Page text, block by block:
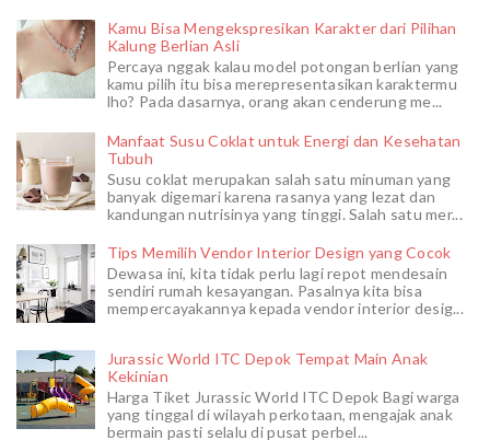
Kamu Bisa Mengekspresikan Karakter dari Pilihan
Kalung Berlian Asli
Percaya nggak kalau model potongan berlian yang
kamu pilih itu bisa merepresentasikan karaktermu
lho? Pada dasarnya, orang akan cenderung me...
Manfaat Susu Coklat untuk Energi dan Kesehatan
Tubuh
Susu coklat merupakan salah satu minuman yang
banyak digemari karena rasanya yang lezat dan
kandungan nutrisinya yang tinggi. Salah satu mer...
Tips Memilih Vendor Interior Design yang Cocok
Dewasa ini, kita tidak perlu lagi repot mendesain
sendiri rumah kesayangan. Pasalnya kita bisa
mempercayakannya kepada vendor interior desig...
Jurassic World ITC Depok Tempat Main Anak
Kekinian
Harga Tiket Jurassic World ITC Depok Bagi warga
yang tinggal di wilayah perkotaan, mengajak anak
bermain pasti selalu di pusat perbel...